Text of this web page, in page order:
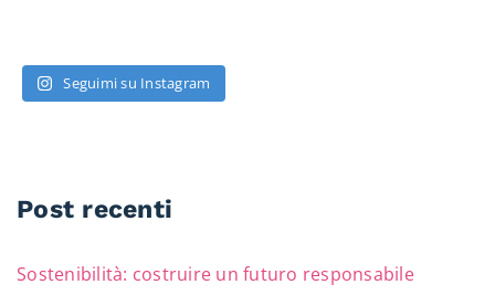
Seguimi su Instagram
Post recenti
Sostenibilità: costruire un futuro responsabile